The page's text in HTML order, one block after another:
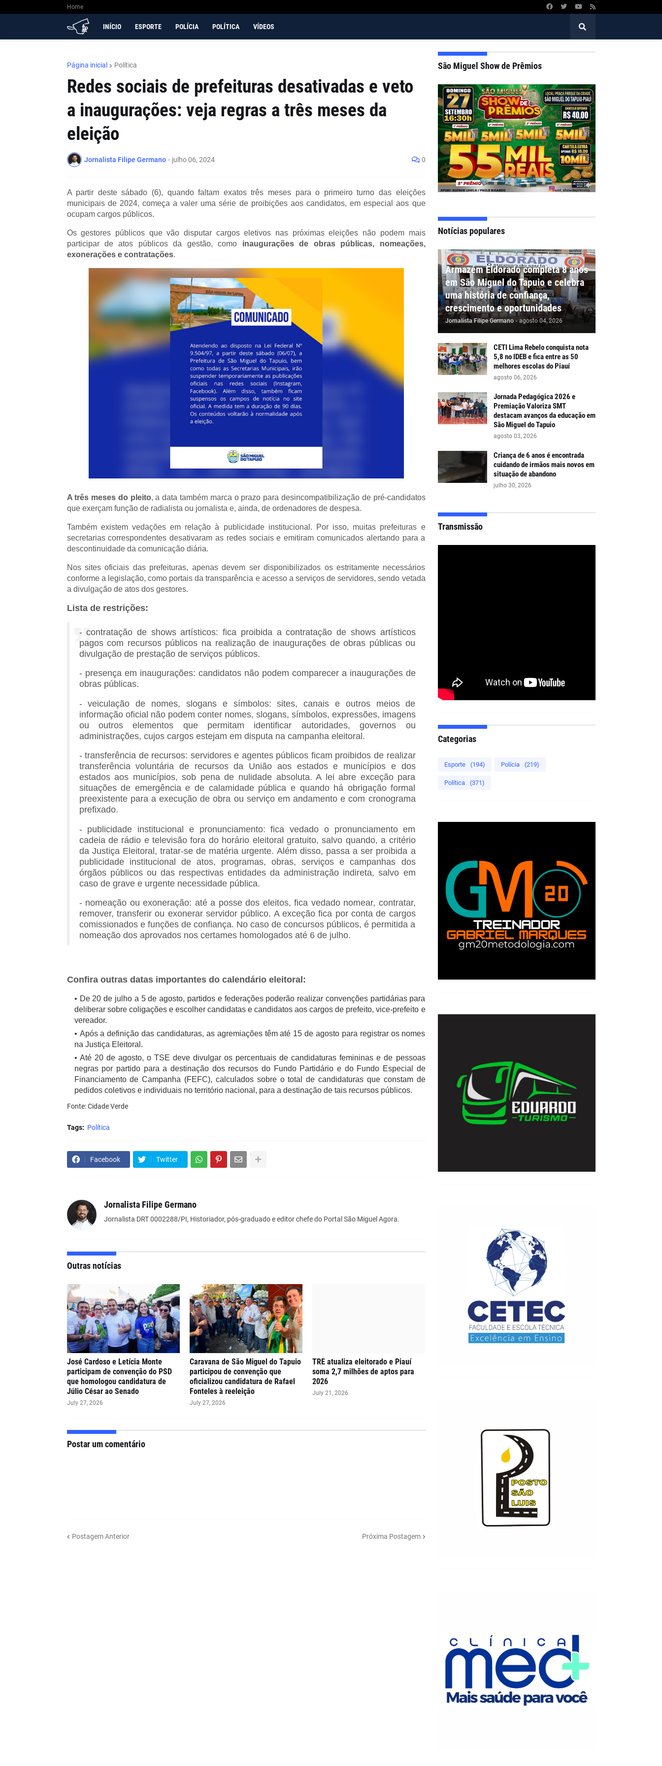
Home
INÍCIO ESPORTE POLÍCIA POLÍTICA VÍDEOS
Página inicial Política
Redes sociais de prefeituras desativadas e veto
a inaugurações: veja regras a três meses da
eleição
Jornalista Filipe Germano - julho 06, 2024 0
A partir deste sábado (6), quando faltam exatos três meses para o primeiro turno das eleições
municipais de 2024, começa a valer uma série de proibições aos candidatos, em especial aos que
ocupam cargos públicos.
Os gestores públicos que vão disputar cargos eletivos nas próximas eleições não podem mais
participar de atos públicos da gestão, como inaugurações de obras públicas, nomeações,
exonerações e contratações.
A três meses do pleito, a data também marca o prazo para desincompatibilização de pré-candidatos
que exerçam função de radialista ou jornalista e, ainda, de ordenadores de despesa.
Também existem vedações em relação à publicidade institucional. Por isso, muitas prefeituras e
secretarias correspondentes desativaram as redes sociais e emitiram comunicados alertando para a
descontinuidade da comunicação diária.
Nos sites oficiais das prefeituras, apenas devem ser disponibilizados os estritamente necessários
conforme a legislação, como portais da transparência e acesso a serviços de servidores, sendo vetada
a divulgação de atos dos gestores.
Lista de restrições:
- contratação de shows artísticos: fica proibida a contratação de shows artísticos
pagos com recursos públicos na realização de inaugurações de obras públicas ou
divulgação de prestação de serviços públicos.
- presença em inaugurações: candidatos não podem comparecer a inaugurações de
obras públicas.
- veiculação de nomes, slogans e símbolos: sites, canais e outros meios de
informação oficial não podem conter nomes, slogans, símbolos, expressões, imagens
ou outros elementos que permitam identificar autoridades, governos ou
administrações, cujos cargos estejam em disputa na campanha eleitoral.
- transferência de recursos: servidores e agentes públicos ficam proibidos de realizar
transferência voluntária de recursos da União aos estados e municípios e dos
estados aos municípios, sob pena de nulidade absoluta. A lei abre exceção para
situações de emergência e de calamidade pública e quando há obrigação formal
preexistente para a execução de obra ou serviço em andamento e com cronograma
prefixado.
- publicidade institucional e pronunciamento: fica vedado o pronunciamento em
cadeia de rádio e televisão fora do horário eleitoral gratuito, salvo quando, a critério
da Justiça Eleitoral, tratar-se de matéria urgente. Além disso, passa a ser proibida a
publicidade institucional de atos, programas, obras, serviços e campanhas dos
órgãos públicos ou das respectivas entidades da administração indireta, salvo em
caso de grave e urgente necessidade pública.
- nomeação ou exoneração: até a posse dos eleitos, fica vedado nomear, contratar,
remover, transferir ou exonerar servidor público. A exceção fica por conta de cargos
comissionados e funções de confiança. No caso de concursos públicos, é permitida a
nomeação dos aprovados nos certames homologados até 6 de julho.
Confira outras datas importantes do calendário eleitoral:
De 20 de julho a 5 de agosto, partidos e federações poderão realizar convenções partidárias para
deliberar sobre coligações e escolher candidatas e candidatos aos cargos de prefeito, vice-prefeito e
vereador.
Após a definição das candidaturas, as agremiações têm até 15 de agosto para registrar os nomes
na Justiça Eleitoral.
Até 20 de agosto, o TSE deve divulgar os percentuais de candidaturas femininas e de pessoas
negras por partido para a destinação dos recursos do Fundo Partidário e do Fundo Especial de
Financiamento de Campanha (FEFC), calculados sobre o total de candidaturas que constam de
pedidos coletivos e individuais no território nacional, para a destinação de tais recursos públicos.
Fonte: Cidade Verde
Tags: Política
Facebook Twitter
Jornalista Filipe Germano
Jornalista DRT 0002288/PI, Historiador, pós-graduado e editor chefe do Portal São Miguel Agora.
Outras notícias
José Cardoso e Letícia Monte
participam de convenção do PSD
que homologou candidatura de
Júlio César ao Senado
July 27, 2026
Caravana de São Miguel do Tapuio
participou de convenção que
oficializou candidatura de Rafael
Fonteles à reeleição
July 27, 2026
TRE atualiza eleitorado e Piauí
soma 2,7 milhões de aptos para
2026
July 21, 2026
Postar um comentário
Postagem Anterior Próxima Postagem
São Miguel Show de Prêmios
Notícias populares
Armazém Eldorado completa 8 anos
em São Miguel do Tapuio e celebra
uma história de confiança,
crescimento e oportunidades
Jornalista Filipe Germano - agosto 04, 2026
CETI Lima Rebelo conquista nota
5,8 no IDEB e fica entre as 50
melhores escolas do Piauí
agosto 06, 2026
Jornada Pedagógica 2026 e
Premiação Valoriza SMT
destacam avanços da educação em
São Miguel do Tapuio
agosto 03, 2026
Criança de 6 anos é encontrada
cuidando de irmãos mais novos em
situação de abandono
julho 30, 2026
Transmissão
Categorias
Esporte (194) Polícia (219)
Política (371)